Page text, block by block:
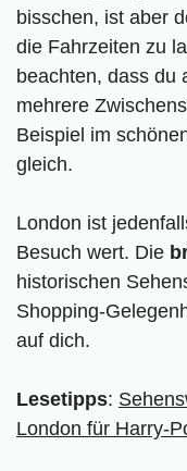
bisschen, ist aber
die Fahrzeiten zu
beachten, dass du
mehrere
Beispiel im
gleich.
London ist
Besuch wert. Die
historischen
Shopping-
auf dich.
Lesetipps:
London für Harry-